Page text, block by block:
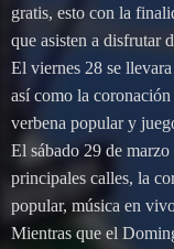
gratis, esto con la
que asisten a disfrutar
El viernes 28 se
así como la
verbena popular y
El sábado 29 de
principales calles, la
popular, música en
Mientras que el